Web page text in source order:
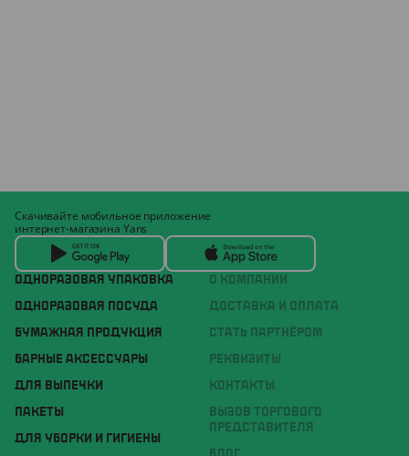
ОДНОРАЗОВАЯ УПАКОВКА
ОДНОРАЗОВАЯ ПОСУДА
БУМАЖНАЯ ПРОДУКЦИЯ
БАРНЫЕ АКСЕССУАРЫ
ДЛЯ ВЫПЕЧКИ
ПАКЕТЫ
ДЛЯ УБОРКИ И ГИГИЕНЫ
О КОМПАНИИ
ДОСТАВКА И ОПЛАТА
СТАТЬ ПАРТНЁРОМ
РЕКВИЗИТЫ
КОНТАКТЫ
ВЫЗОВ ТОРГОВОГО
ПРЕДСТАВИТЕЛЯ
Скачивайте мобильное приложение
интернет-магазина Yans